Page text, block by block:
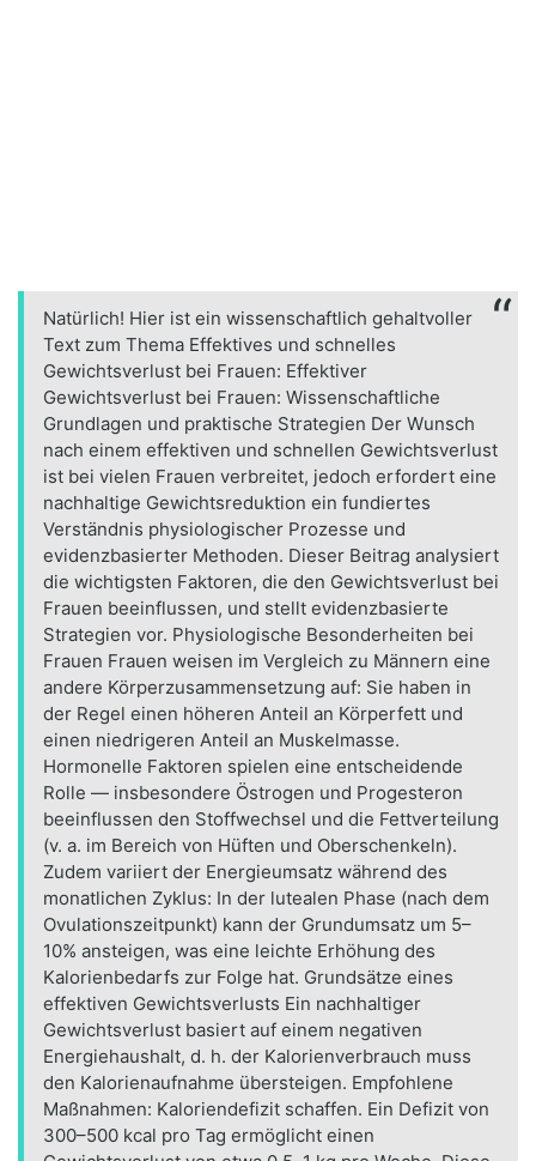
Natürlich! Hier ist ein wissenschaftlich gehaltvoller
Text zum Thema Effektives und schnelles
Gewichtsverlust bei Frauen: Effektiver
Gewichtsverlust bei Frauen: Wissenschaftliche
Grundlagen und praktische Strategien Der Wunsch
nach einem effektiven und schnellen Gewichtsverlust
ist bei vielen Frauen verbreitet, jedoch erfordert eine
nachhaltige Gewichtsreduktion ein fundiertes
Verständnis physiologischer Prozesse und
evidenzbasierter Methoden. Dieser Beitrag analysiert
die wichtigsten Faktoren, die den Gewichtsverlust bei
Frauen beeinflussen, und stellt evidenzbasierte
Strategien vor. Physiologische Besonderheiten bei
Frauen Frauen weisen im Vergleich zu Männern eine
andere Körperzusammensetzung auf: Sie haben in
der Regel einen höheren Anteil an Körperfett und
einen niedrigeren Anteil an Muskelmasse.
Hormonelle Faktoren spielen eine entscheidende
Rolle — insbesondere Östrogen und Progesteron
beeinflussen den Stoffwechsel und die Fettverteilung
(v. a. im Bereich von Hüften und Oberschenkeln).
Zudem variiert der Energieumsatz während des
monatlichen Zyklus: In der lutealen Phase (nach dem
Ovulationszeitpunkt) kann der Grundumsatz um 5–
10% ansteigen, was eine leichte Erhöhung des
Kalorienbedarfs zur Folge hat. Grundsätze eines
effektiven Gewichtsverlusts Ein nachhaltiger
Gewichtsverlust basiert auf einem negativen
Energiehaushalt, d. h. der Kalorienverbrauch muss
den Kalorienaufnahme übersteigen. Empfohlene
Maßnahmen: Kaloriendefizit schaffen. Ein Defizit von
300–500 kcal pro Tag ermöglicht einen